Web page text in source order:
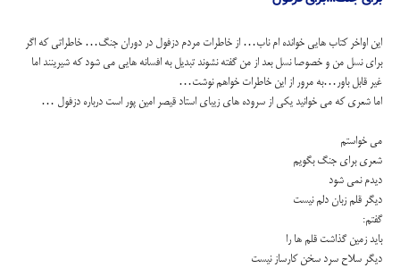
این اواخر کتاب هایی خوانده ام ناب… از خاطرات مردم دزفول در دوران جنگ… خاطراتی که اگر
برای نسل من و خصوصا نسل بعد از من گفته نشوند تبدیل به افسانه هایی می شود که شیرینند اما
غیر قابل باور…به مرور از این خاطرات خواهم نوشت…
اما شعری که می خوانید یکی از سروده های زیبای استاد قیصر امین پور است درباره دزفول …
مى خواستم
شعرى براى جنگ بگویم
دیدم نمى شود
دیگر قلم زبان دلم نیست
گفتم:
باید زمین گذاشت قلم ها را
دیگر سلاح سرد سخن كارساز نیست